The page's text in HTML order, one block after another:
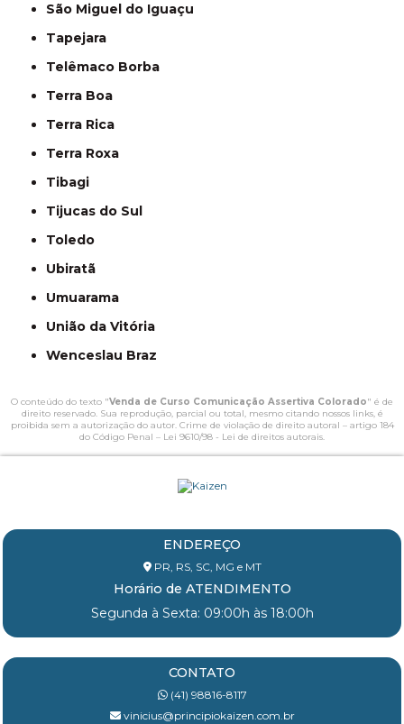
São Miguel do Iguaçu
Tapejara
Telêmaco Borba
Terra Boa
Terra Rica
Terra Roxa
Tibagi
Tijucas do Sul
Toledo
Ubiratã
Umuarama
União da Vitória
Wenceslau Braz
O conteúdo do texto "Venda de Curso Comunicação Assertiva Colorado" é de
direito reservado. Sua reprodução, parcial ou total, mesmo citando nossos links, é
proibida sem a autorização do autor. Crime de violação de direito autoral – artigo 184
do Código Penal – Lei 9610/98 - Lei de direitos autorais.
ENDEREÇO
PR, RS, SC, MG e MT
Horário de ATENDIMENTO
Segunda à Sexta: 09:00h às 18:00h
CONTATO
(41) 98816-8117
vinicius@principiokaizen.com.br